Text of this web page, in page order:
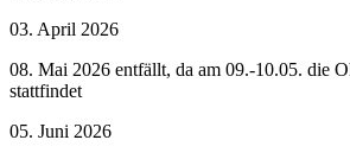
03. April 2026
08. Mai 2026 entfällt, da am 09.-10.05. die
stattfindet
05. Juni 2026